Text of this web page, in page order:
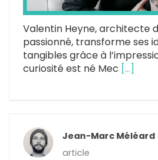
Valentin Heyne, architecte
passionné, transforme ses
tangibles grâce à
curiosité est né Mec […]
Jean-Marc Méléard
article